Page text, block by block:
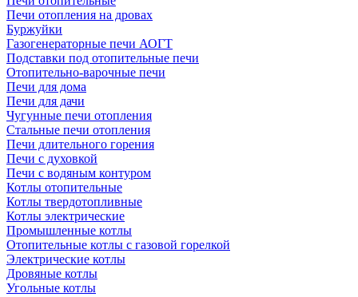
Печи отопления на дровах
Буржуйки
Газогенераторные печи АОГТ
Подставки под отопительные печи
Отопительно-варочные печи
Печи для дома
Печи для дачи
Чугунные печи отопления
Стальные печи отопления
Печи длительного горения
Печи с духовкой
Печи с водяным контуром
Котлы отопительные
Котлы твердотопливные
Котлы электрические
Промышленные котлы
Отопительные котлы с газовой горелкой
Электрические котлы
Дровяные котлы
Угольные котлы